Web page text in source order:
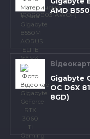
AMD
Gigabyte
OC D6X
8GD)